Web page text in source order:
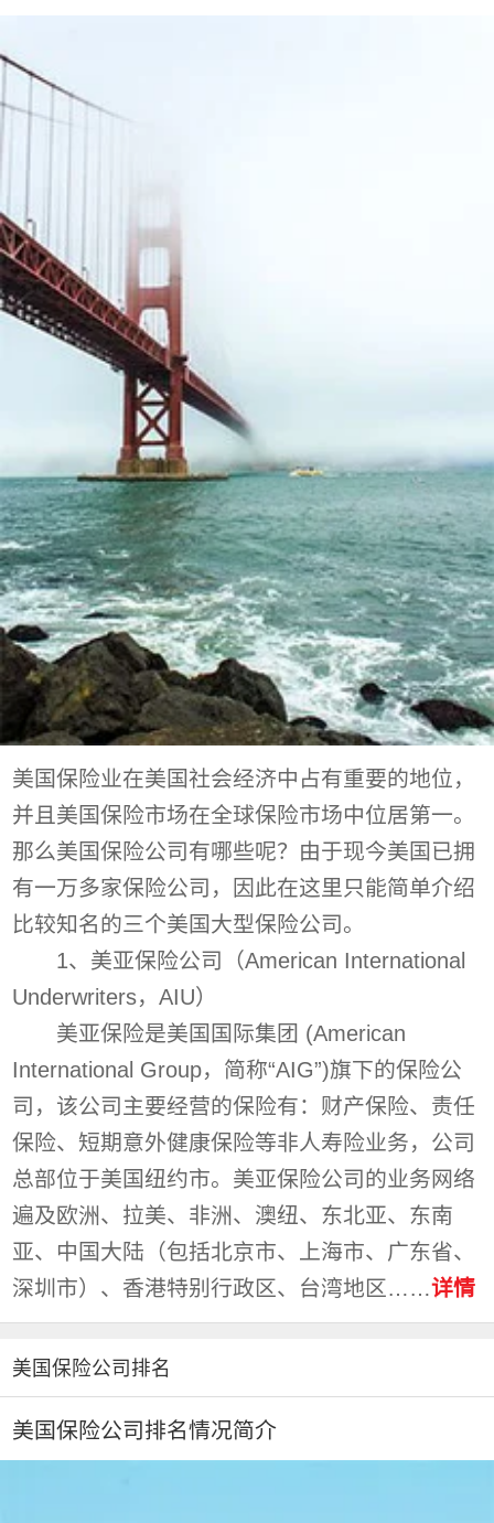
美国保险业在美国社会经济中占有重要的地位，
并且美国保险市场在全球保险市场中位居第一。
那么美国保险公司有哪些呢？由于现今美国已拥
有一万多家保险公司，因此在这里只能简单介绍
比较知名的三个美国大型保险公司。
1、美亚保险公司（American International
Underwriters，AIU）
美亚保险是美国国际集团 (American
International Group，简称“AIG”)旗下的保险公
司，该公司主要经营的保险有：财产保险、责任
保险、短期意外健康保险等非人寿险业务，公司
总部位于美国纽约市。美亚保险公司的业务网络
遍及欧洲、拉美、非洲、澳纽、东北亚、东南
亚、中国大陆（包括北京市、上海市、广东省、
深圳市）、香港特别行政区、台湾地区……详情
美国保险公司排名
美国保险公司排名情况简介